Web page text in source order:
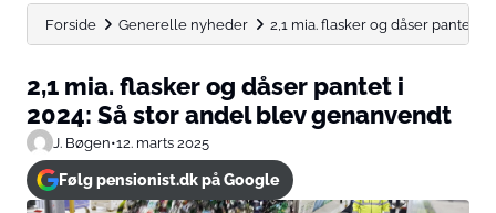
Forside Generelle nyheder 2,1 mia. flasker og dåser pantet i
2,1 mia. flasker og dåser pantet i
2024: Så stor andel blev genanvendt
J. Bøgen•12. marts 2025
Følg pensionist.dk på Google